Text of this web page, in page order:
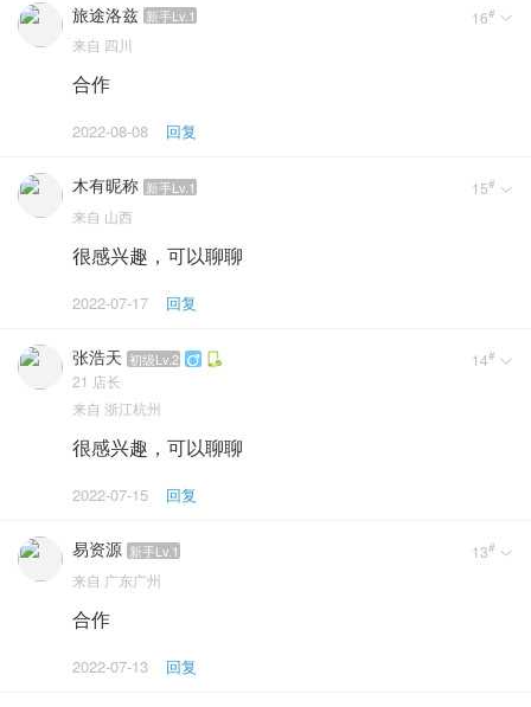
旅途洛兹 新手Lv.1 16# 
来自 四川
合作
2022-08-08 回复
木有昵称 新手Lv.1 15# 
来自 山西
很感兴趣，可以聊聊
2022-07-17 回复
张浩天 初级Lv.2  14# 
21 店长
来自 浙江杭州
很感兴趣，可以聊聊
2022-07-15 回复
易资源 新手Lv.1 13# 
来自 广东广州
合作
2022-07-13 回复